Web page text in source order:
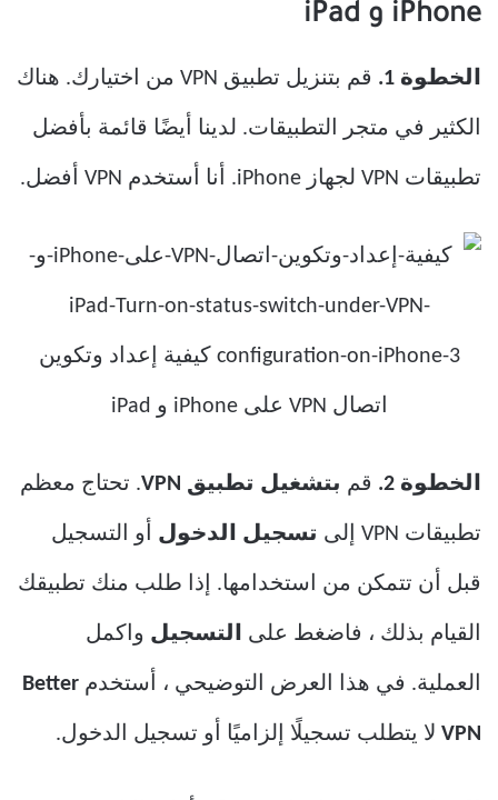
iPhone و iPad
الخطوة 1. قم بتنزيل تطبيق VPN من اختيارك. هناك
الكثير في متجر التطبيقات. لدينا أيضًا قائمة بأفضل
تطبيقات VPN لجهاز iPhone. أنا أستخدم VPN أفضل.
الخطوة 2. قم بتشغيل تطبيق VPN . تحتاج معظم
تطبيقات VPN إلى تسجيل الدخول أو التسجيل
قبل أن تتمكن من استخدامها. إذا طلب منك تطبيقك
القيام بذلك ، فاضغط على التسجيل واكمل
العملية. في هذا العرض التوضيحي ، أستخدم Better
VPN لا يتطلب تسجيلًا إلزاميًا أو تسجيل الدخول.